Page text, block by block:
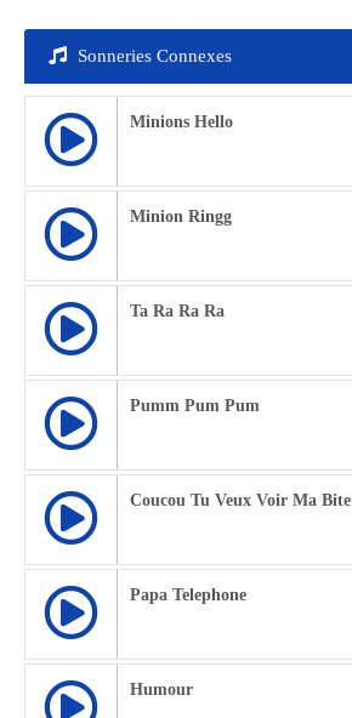
Sonneries Connexes
Minions Hello
Minion Ringg
Ta Ra Ra Ra
Pumm Pum Pum
Coucou Tu Veux Voir Ma Bite
Papa Telephone
Humour